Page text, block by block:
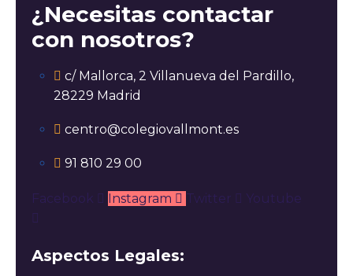
¿Necesitas contactar
con nosotros?
c/ Mallorca, 2 Villanueva del Pardillo,
28229 Madrid
centro@colegiovallmont.es
91 810 29 00
Facebook Instagram Twitter Youtube
Aspectos Legales: